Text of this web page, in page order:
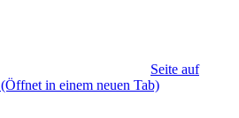
Seite auf
(Öffnet in einem neuen Tab)